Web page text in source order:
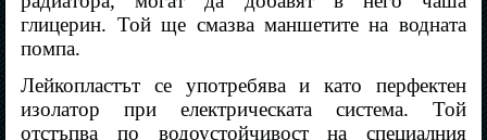
глицерин. Той ще смазва маншетите на водната
помпа.
Лейкопластът се употребява и като перфектен
изолатор при електрическата система. Той
отстъпва по водоустойчивост на специалния